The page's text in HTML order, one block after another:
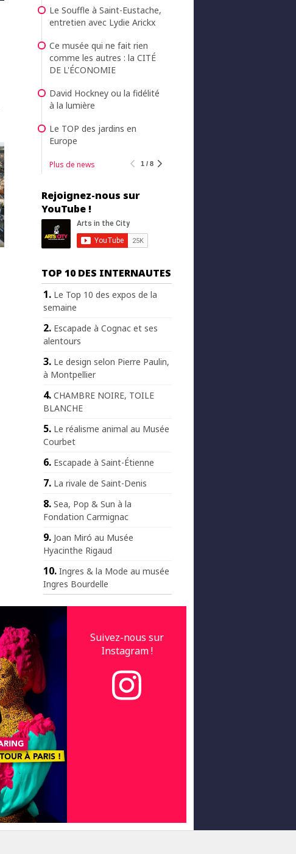
Le Souffle à Saint-Eustache,
entretien avec Lydie Arickx
Ce musée qui ne fait rien
comme les autres : la CITÉ
DE L'ÉCONOMIE
David Hockney ou la fidélité
à la lumière
Le TOP des jardins en
Europe
Plus de news 1 / 8
Rejoignez-nous sur
YouTube !
TOP 10 DES INTERNAUTES
Le Top 10 des expos de la
semaine
Escapade à Cognac et ses
alentours
Le design selon Pierre Paulin,
à Montpellier
CHAMBRE NOIRE, TOILE
BLANCHE
Le réalisme animal au Musée
Courbet
Escapade à Saint-Étienne
La rivale de Saint-Denis
Sea, Pop & Sun à la
Fondation Carmignac
Joan Miró au Musée
Hyacinthe Rigaud
Ingres & la Mode au musée
Ingres Bourdelle
Suivez-nous sur
Instagram !